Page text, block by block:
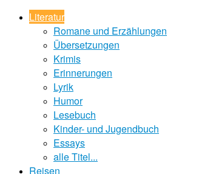
Literatur
Romane und Erzählungen
Übersetzungen
Krimis
Erinnerungen
Lyrik
Humor
Lesebuch
Kinder- und Jugendbuch
Essays
alle Titel...
Reisen